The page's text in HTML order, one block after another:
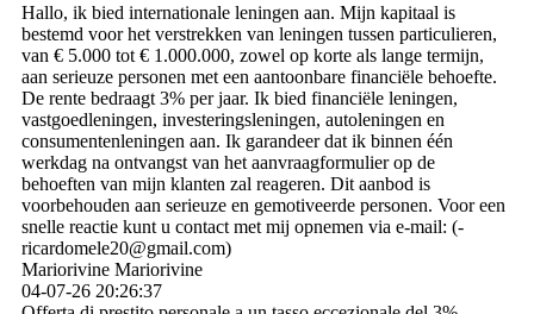
Hallo, ik bied internationale leningen aan. Mijn kapitaal is
bestemd voor het verstrekken van leningen tussen particulieren,
van € 5.000 tot € 1.000.000, zowel op korte als lange termijn,
aan serieuze personen met een aantoonbare financiële behoefte.
De rente bedraagt ​​3% per jaar. Ik bied financiële leningen,
vastgoedleningen, investeringsleningen, autoleningen en
consumentenleningen aan. Ik garandeer dat ik binnen één
werkdag na ontvangst van het aanvraagformulier op de
behoeften van mijn klanten zal reageren. Dit aanbod is
voorbehouden aan serieuze en gemotiveerde personen. Voor een
snelle reactie kunt u contact met mij opnemen via e-mail: (­
ricardomele20@­gmail.­com)­
Mariorivine Mariorivine
04-07-26 20:26:37